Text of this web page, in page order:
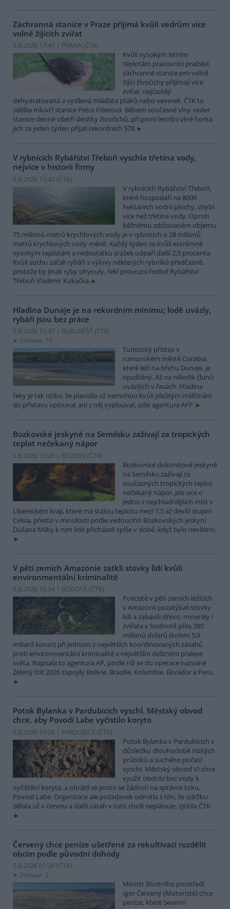
Záchranná stanice v Praze přijímá kvůli vedrům více
volně žijících zvířat
5.8.2026 17:40 | PRAHA (ČTK)
Kvůli vysokým letním
teplotám pracovníci pražské
záchranné stanice pro volně
žijící živočichy přijímají více
zvířat, nejčastěji
dehydratovaná a vysílená mláďata ptáků nebo veverek. ČTK to
sdělila mluvčí stanice Petra Fišerová. Během současné vlny veder
stanice denně ošetří desítky živočichů, při první letošní vlně horka
jich za jeden týden přijali rekordních 578.
V rybnících Rybářství Třeboň vyschla třetina vody,
nejvíce v historii firmy
5.8.2026 15:42 (ČTK)
V rybnících Rybářství Třeboň,
které hospodaří na 8000
hektarech vodní plochy, chybí
více než třetina vody. Oproti
běžnému zdržovaném objemu
75 milionů metrů krychlových vody je v rybnících o 28 milionů
metrů krychlových vody méně. Každý týden se kvůli extrémně
vysokým teplotám a nedostatku srážek odpaří další 2,5 procenta.
Kvůli suchu začali rybáři s výlovy některých rybníků předčasně,
protože by jinak ryby uhynuly, řekl provozní ředitel Rybářství
Třeboň Vladimír Kukačka.
Hladina Dunaje je na rekordním minimu; lodě uvázly,
rybáři jsou bez práce
5.8.2026 15:37 | BUKUREŠŤ (ČTK)
Diskuse: 15
Turistický přístav v
rumunském městě Corabia,
které leží na břehu Dunaje, je
opuštěný. Až na několik člunů
uvázlých v řasách. Hladina
řeky je tak nízko, že plavidla už nemohou kvůli písčitým mělčinám
do přístavu vplouvat ani z něj vyplouvat, píše agentura AFP.
Bozkovské jeskyně na Semilsku zažívají za tropických
teplot nečekaný nápor
5.8.2026 11:20 | BOZKOV (ČTK)
Bozkovské dolomitové jeskyně
na Semilsku zažívají za
současných tropických teplot
nečekaný nápor. Jde sice o
jedno z nejchladnějších míst v
Libereckém kraji, které má stálou teplotu mezi 7,5 až devíti stupni
Celsia, přesto v minulosti podle vedoucího Bozkovských jeskyní
Dušana Milky k nim lidé přicházeli spíše v době, když bylo nevlídno.
V pěti zemích Amazonie zatkli stovky lidí kvůli
environmentální kriminalitě
5.8.2026 10:34 | BOGOTÁ (ČTK)
Policisté v pěti zemích ležících
v Amazonii pozatýkali stovky
lidí a zabavili dřevo, minerály i
zvířata v hodnotě přes 280
milionů dolarů (kolem 5,9
miliard korun) při jednom z největších koordinovaných zásahů
proti environmentální kriminalitě v největším deštném pralese
světa. Napsala to agentura AP, podle níž se do operace nazvané
Zelený štít 2026 zapojily Bolívie, Brazílie, Kolumbie, Ekvádor a Peru.
Potok Bylanka v Pardubicích vyschl. Městský obvod
chce, aby Povodí Labe vyčistilo koryto
5.8.2026 10:26 | PARDUBICE (ČTK)
Potok Bylanka v Pardubicích v
důsledku dlouhodobě nízkých
průtoků a suchého počasí
vyschl. Městský obvod VI chce
využít období bez vody k
vyčištění koryta, a obrátil se proto se žádostí na správce toku,
Povodí Labe. Organizace ale požadavek odmítla s tím, že údržbu
dělala už v červnu a další zásah v tuto chvíli neplánuje, zjistila ČTK.
Červený chce peníze ušetřené za rekultivaci rozdělit
obcím podle původní dohody
5.8.2026 01:29 (ČTK)
Diskuse: 2
Ministr životního prostředí
Igor Červený (Motoristé) chce
peníze, které Severní